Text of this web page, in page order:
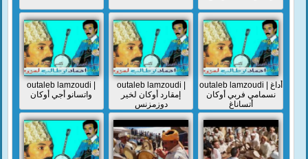
outaleb lamzoudi |
واتسانو أجي أوكان
outaleb lamzoudi |
إمقارد أوكان لخير
دوزمزنس
outaleb lamzoudi | أداغ
نسمامي فربي أوكان
أتساناغ